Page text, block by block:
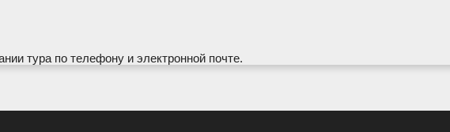
тура по телефону и электронной почте.